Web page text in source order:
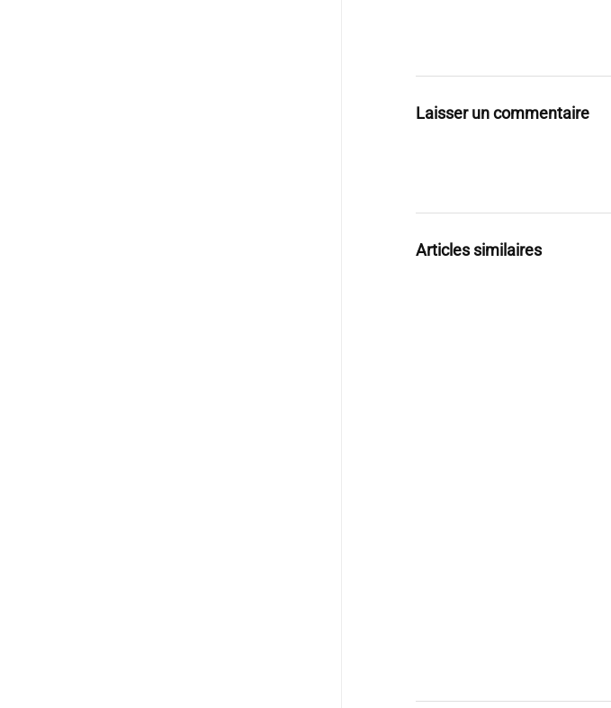
Laisser un commentaire
Articles similaires